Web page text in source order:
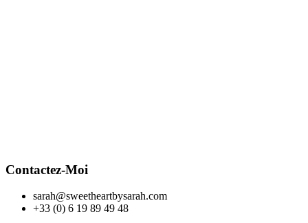
Contactez-Moi
sarah@sweetheartbysarah.com
+33 (0) 6 19 89 49 48